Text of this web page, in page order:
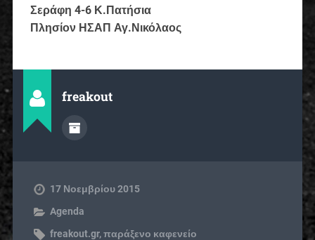
Σεράφη 4-6 Κ.Πατήσια
Πλησίον ΗΣΑΠ Αγ.Νικόλαος
freakout
17 Νοεμβρίου 2015
Agenda
freakout.gr,παράξενο καφενείο